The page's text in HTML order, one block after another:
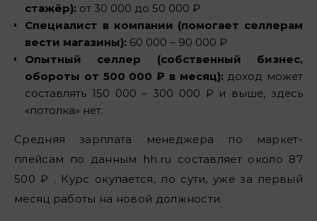
стажёр): от 30 000 до 50 000 ₽
Специалист в компании (помогает селлерам
вести магазины): 60 000 – 90 000 ₽
Опытный селлер (собственный бизнес,
обороты от 500 000 ₽ в месяц):доход может
составлять 150 000 – 300 000 ₽ и выше, здесь
«потолка» нет.
Средняя зарплата менеджера по маркет-
плейсам по данным hh.ru составляет около 87
500 ₽ . Курс окупается, по сути, уже за первый
месяц работы на новой должности.